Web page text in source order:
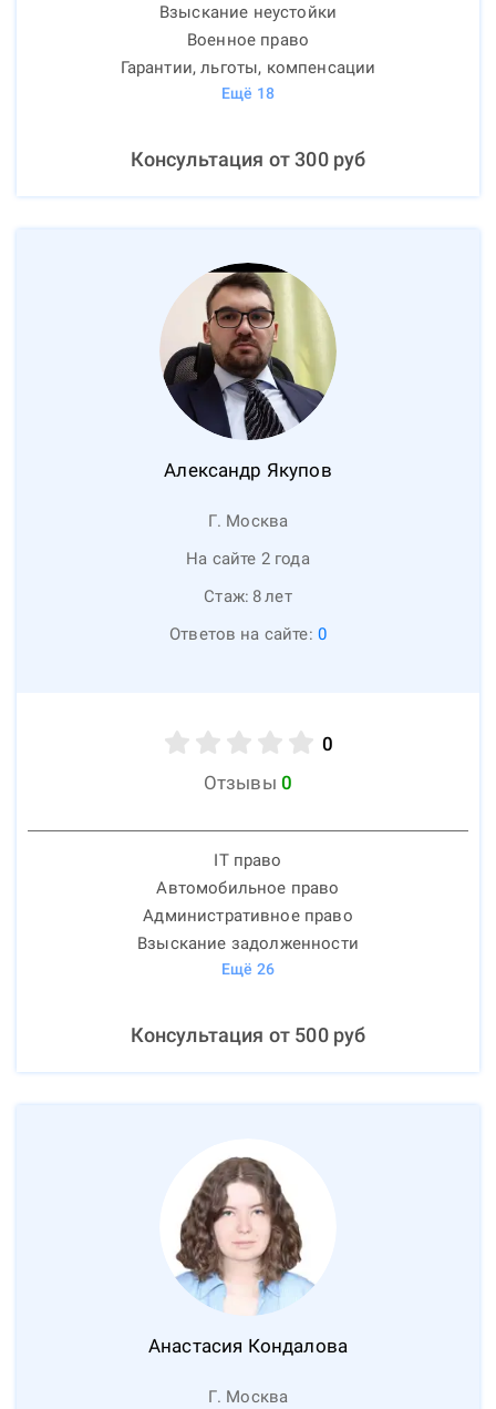
Взыскание неустойки
Военное право
Гарантии, льготы, компенсации
Ещё 18
Консультация от300руб
Александр Якупов
Г. Москва
На сайте 2 года
Стаж: 8лет
Ответов на сайте: 0
0
Отзывы 0
IT право
Автомобильное право
Административное право
Взыскание задолженности
Ещё 26
Консультация от 500руб
Анастасия Кондалова
Г. Москва